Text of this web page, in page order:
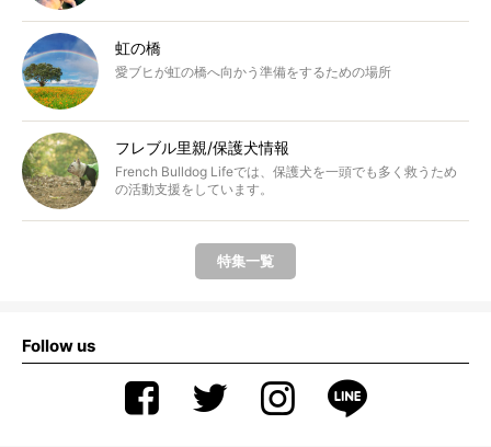
虹の橋
愛ブヒが虹の橋へ向かう準備をするための場所
フレブル里親/保護犬情報
French Bulldog Lifeでは、保護犬を一頭でも多く救うため
の活動支援をしています。
特集一覧
Follow us